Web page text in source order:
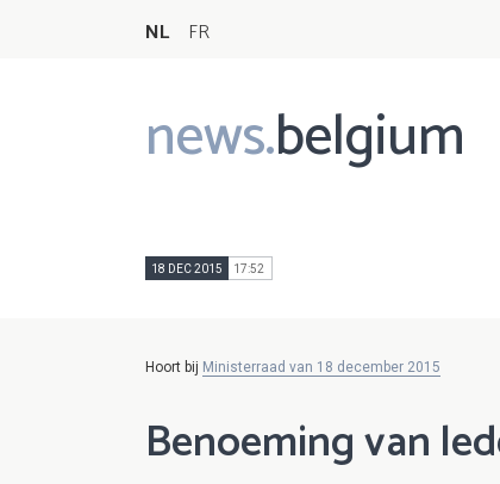
NL FR
news.belgium
Main
navigation
18 DEC 2015 17:52
Hoort bij Ministerraad van 18 december 2015
Benoeming van